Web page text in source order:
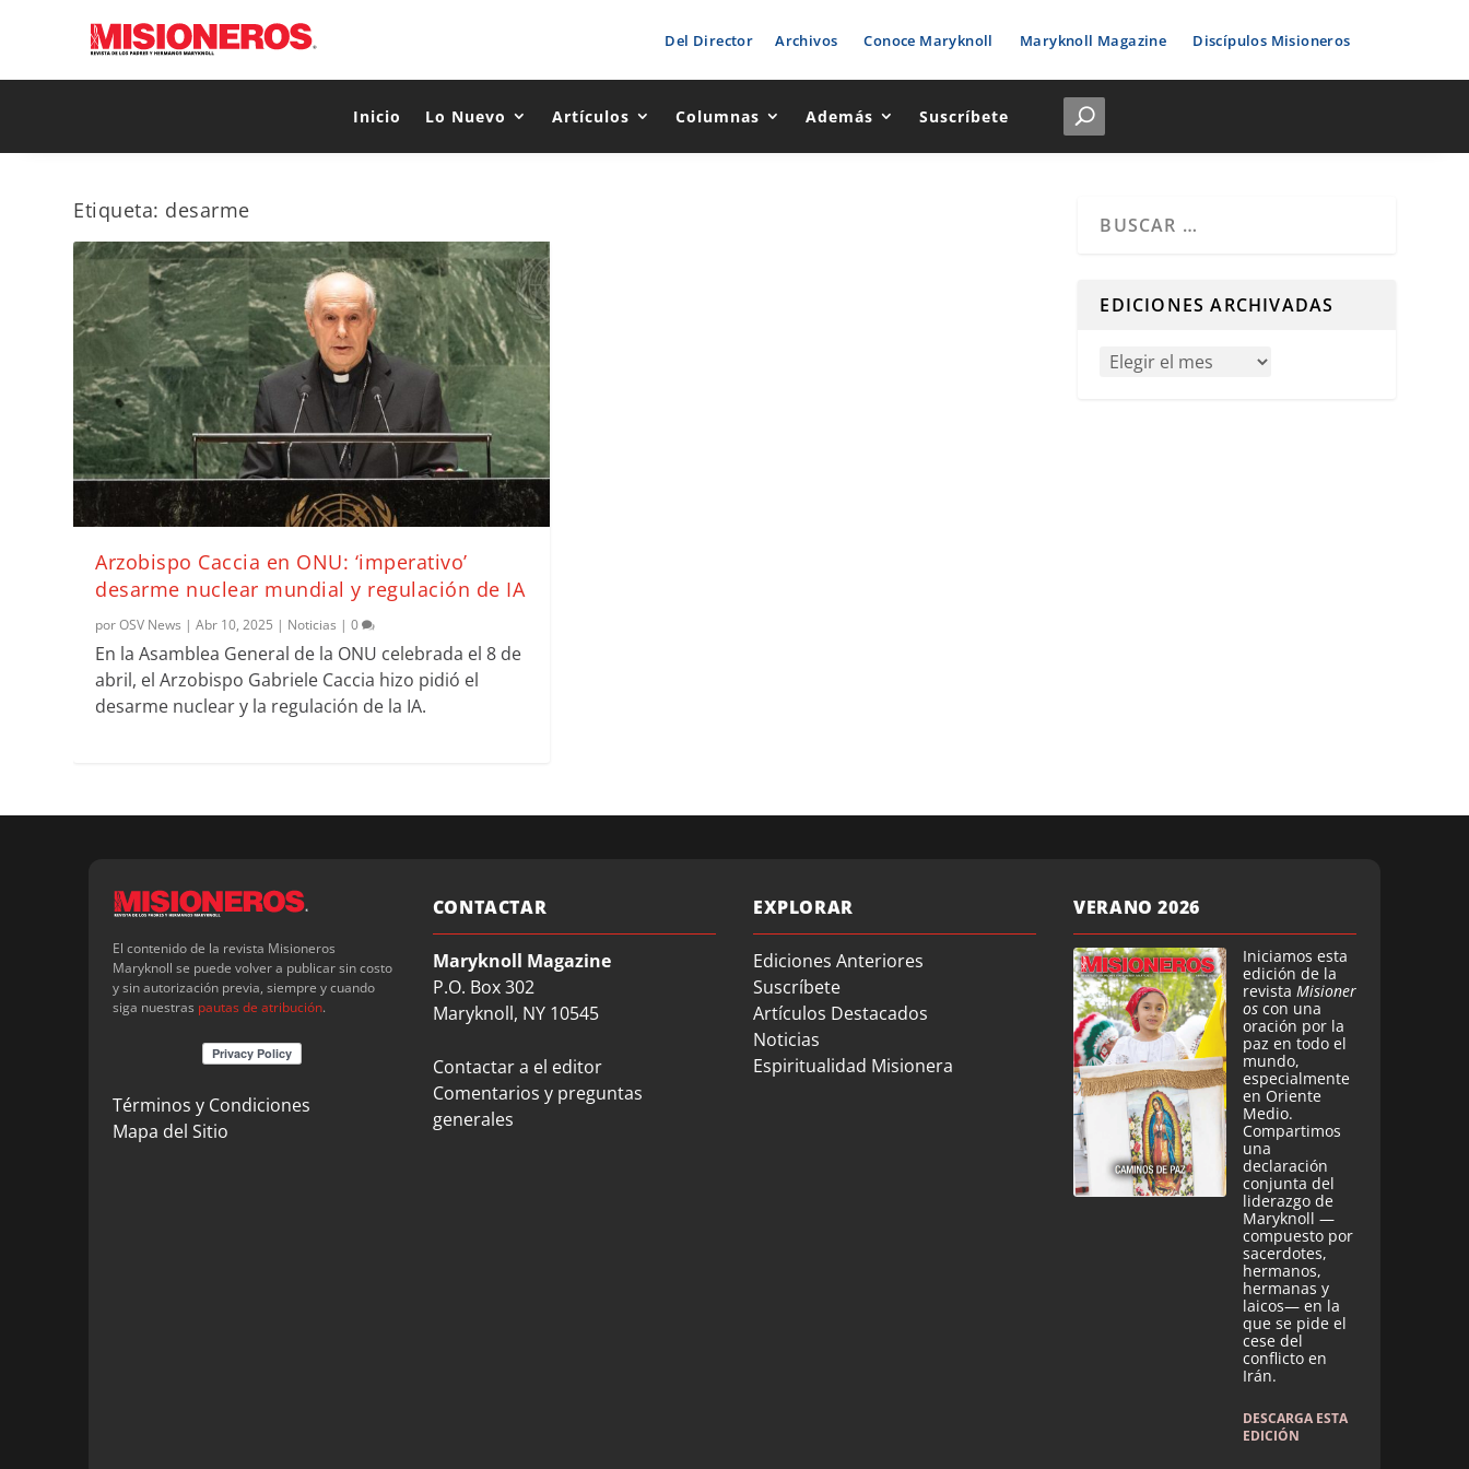
Del Director Archivos Conoce Maryknoll Maryknoll Magazine Discípulos Misioneros
Inicio Lo Nuevo Artículos Columnas Además Suscríbete
Etiqueta: desarme
Arzobispo Caccia en ONU: ‘imperativo’
desarme nuclear mundial y regulación de IA
porOSV News |Abr 10, 2025 | Noticias |0
En la Asamblea General de la ONU celebrada el 8 de
abril, el Arzobispo Gabriele Caccia hizo pidió el
desarme nuclear y la regulación de la IA.
EDICIONES ARCHIVADAS
El contenido de la revista Misioneros
Maryknoll se puede volver a publicar sin costo
y sin autorización previa, siempre y cuando
siga nuestras pautas de atribución.
Términos y Condiciones
Mapa del Sitio
CONTACTAR
Maryknoll Magazine
P.O. Box 302
Maryknoll, NY 10545
Contactar a el editor
Comentarios y preguntas
generales
EXPLORAR
Ediciones Anteriores
Suscríbete
Artículos Destacados
Noticias
Espiritualidad Misionera
VERANO 2026
Iniciamos esta
edición de la
revista Misioner
os con una
oración por la
paz en todo el
mundo,
especialmente
en Oriente
Medio.
Compartimos
una
declaración
conjunta del
liderazgo de
Maryknoll —
compuesto por
sacerdotes,
hermanos,
hermanas y
laicos— en la
que se pide el
cese del
conflicto en
Irán.
DESCARGA ESTA
EDICIÓN